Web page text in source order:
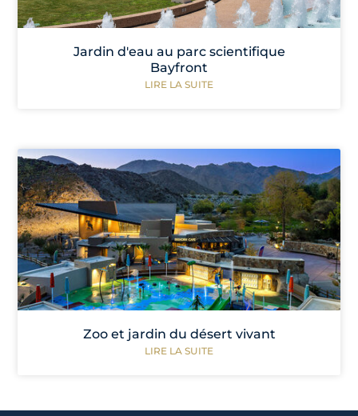
Jardin d'eau au parc scientifique
Bayfront
LIRE LA SUITE
Zoo et jardin du désert vivant
LIRE LA SUITE